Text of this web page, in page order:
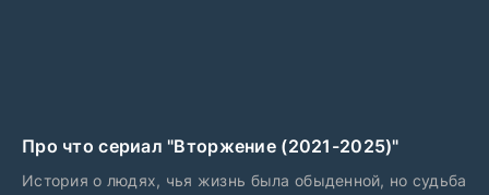
Про что сериал "Вторжение (2021-2025)"
История о людях, чья жизнь была обыденной, но судьба